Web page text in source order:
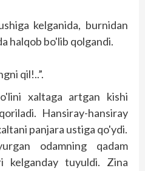
kelganida, burnidan
halqob bo'lib qolgandi.
qil!..”.
xaltaga artgan kishi
Hansiray-hansiray
panjara ustiga qo'ydi.
odamning qadam
kelganday tuyuldi. Zina